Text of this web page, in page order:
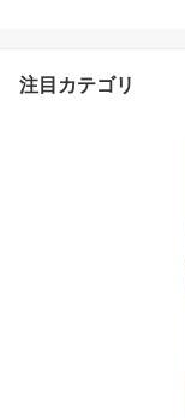
注目カテゴリ